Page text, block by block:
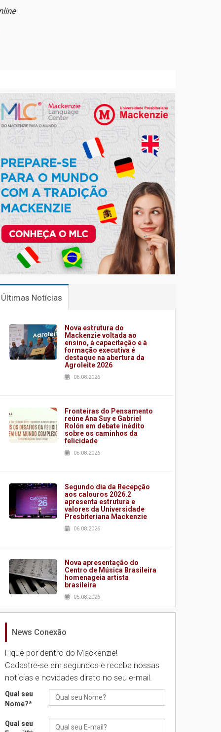
Últimas Notícias
Nova estrutura do
Mackenzie voltada ao
ensino, à capacitação e à
formação executiva é
destaque na abertura da
Agroleite 2026
06.08.2026
Fronteiras do Pensamento
reúne Ana Suy e Gabriel
Rolón em debate inédito
sobre os caminhos da
felicidade
06.08.2026
Segundo dia da Recepção
aos calouros 2026.2
apresenta estrutura e
valores da Universidade
Presbiteriana Mackenzie
06.08.2026
Nova apresentação do
Centro de Música Brasileira
homenageia artista
brasileira
05.08.2026
Universidade Mackenzie
Seminário discute desafios
das novas tecnologias em
sistemas solares
04.08.2026
News Conexão
Fique por dentro do Mackenzie!
Cadastre-se em segundos e receba nossas
notícias e novidades direto no seu e-mail.
Qual seu
Nome?*
Qual seu